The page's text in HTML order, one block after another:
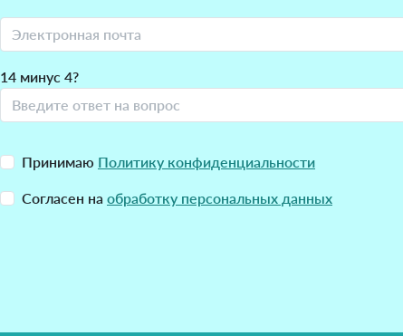
14 минус 4?
Принимаю Политику конфиденциальности
Согласен на обработку персональных данных